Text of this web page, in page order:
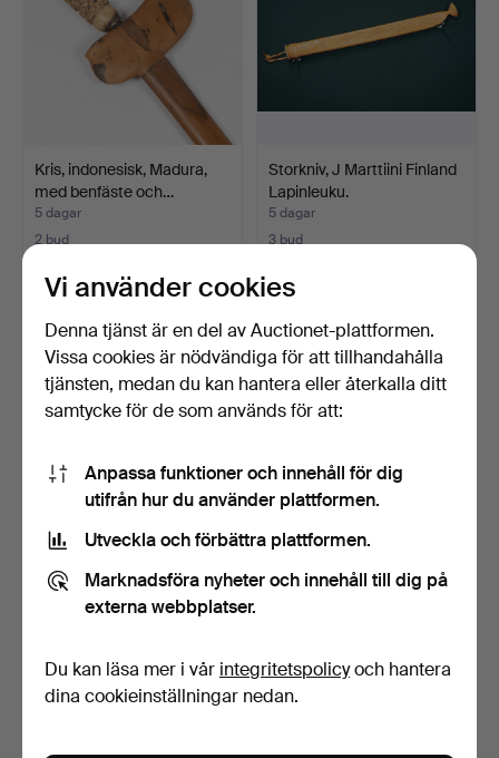
Kris, indonesisk, Madura,
med benfäste och…
5 dagar
2 bud
Storkniv, J Marttiini Finland
Lapinleuku.
5 dagar
3 bud
Menuki, japanska,
Gotoskolan,
blomsterdeko…
12 dagar
Kogai, japansk, shakudo
12 dagar
Vi använder cookies
Denna tjänst är en del av Auctionet-plattformen.
Vissa cookies är nödvändiga för att tillhandahålla
tjänsten, medan du kan hantera eller återkalla ditt
samtycke för de som används för att:
Anpassa funktioner och innehåll för dig
utifrån hur du använder plattformen.
Utveckla och förbättra plattformen.
Marknadsföra nyheter och innehåll till dig på
externa webbplatser.
Du kan läsa mer i vår integritetspolicyoch hantera
dina cookieinställningar nedan.